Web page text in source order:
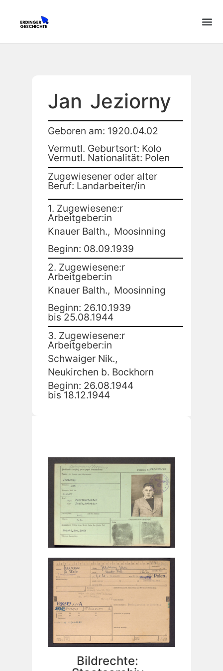
Jan Jeziorny
Geboren am: 1920.04.02
Vermutl. Geburtsort: Kolo
Vermutl. Nationalität: Polen
Zugewiesener oder alter
Beruf: Landarbeiter/in
1. Zugewiesene:r
Arbeitgeber:in
Knauer Balth., Moosinning
Beginn: 08.09.1939
2. Zugewiesene:r
Arbeitgeber:in
Knauer Balth., Moosinning
Beginn: 26.10.1939
bis 25.08.1944
3. Zugewiesene:r
Arbeitgeber:in
Schwaiger Nik.,
Neukirchen b. Bockhorn
Beginn: 26.08.1944
bis 18.12.1944
Bildrechte: